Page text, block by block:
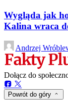
Wygląda jak
Kalina wraca
Andrzej
Dołącz do
Powrót do góry